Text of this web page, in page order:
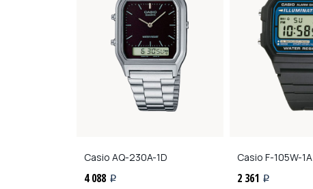
Casio AQ-230A-1D
4 088 i
Casio F-105W-1A
2 361 i